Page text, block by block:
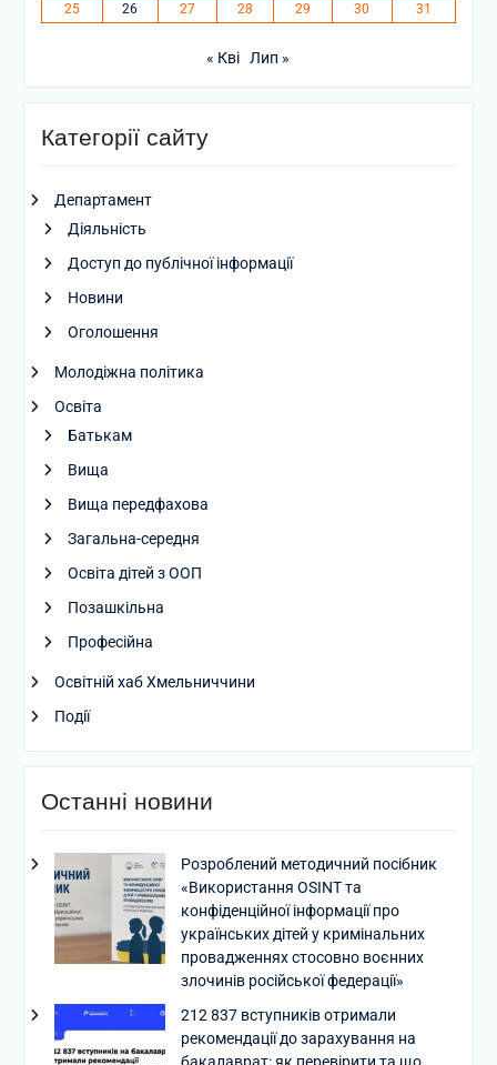
25
26 27 28 29 30 31
« Кві Лип »
Категорії сайту
Департамент
Діяльність
Доступ до публічної інформації
Новини
Оголошення
Молодіжна політика
Освіта
Батькам
Вища
Вища передфахова
Загальна-середня
Освіта дітей з ООП
Позашкільна
Професійна
Освітній хаб Хмельниччини
Події
Останні новини
Розроблений методичний посібник
«Використання OSINT та
конфіденційної інформації про
українських дітей у кримінальних
провадженнях стосовно воєнних
злочинів російської федерації»
212 837 вступників отримали
рекомендації до зарахування на